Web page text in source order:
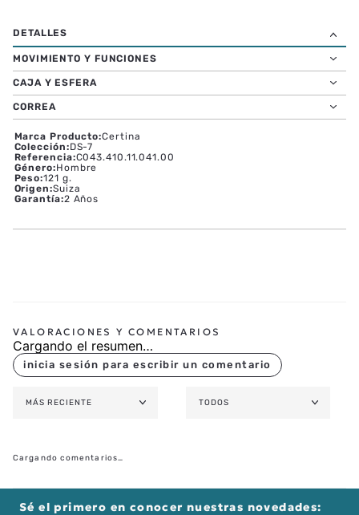
MOVIMIENTO Y FUNCIONES
CAJA Y ESFERA
CORREA
Marca Producto:Certina
Colección:DS-7
Referencia:C043.410.11.041.00
Género:Hombre
Peso:121 g.
Origen:Suiza
Garantía:2 Años
Cargando el resumen…
MÁS RECIENTE TODOS
Cargando comentarios…
Sé el primero en conocer nuestras novedades: